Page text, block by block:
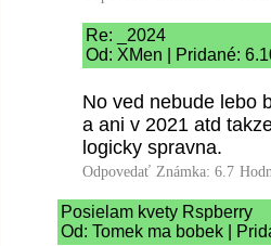
Re: _2024
Od: XMen | Pridané:
No ved nebude lebo
a ani v 2021 atd
logicky spravna.
Odpovedať Známka: 6.7
Posielam kvety Rspberry
Od: Tomek ma bobek |